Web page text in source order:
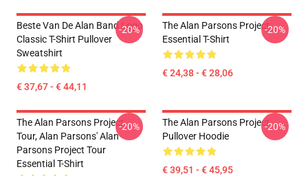
Beste Van De Alan Band Logo
Classic T-Shirt Pullover
Sweatshirt
€ 37,67 - € 44,11
-20%
The Alan Parsons Project
Essential T-Shirt
€ 24,38 - € 28,06
-20%
The Alan Parsons Project
Tour, Alan Parsons' Alan
Parsons Project Tour
Essential T-Shirt
-20%
The Alan Parsons Project
Pullover Hoodie
€ 39,51 - € 45,95
-20%